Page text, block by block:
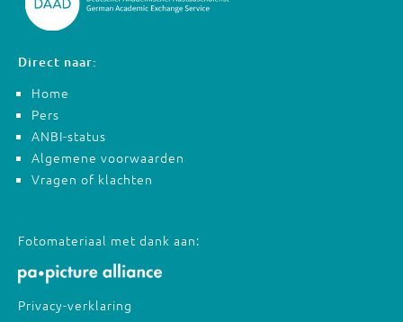
Direct naar:
Home
Pers
ANBI-status
Algemene voorwaarden
Vragen of klachten
Fotomateriaal met dank aan:
Privacy-verklaring